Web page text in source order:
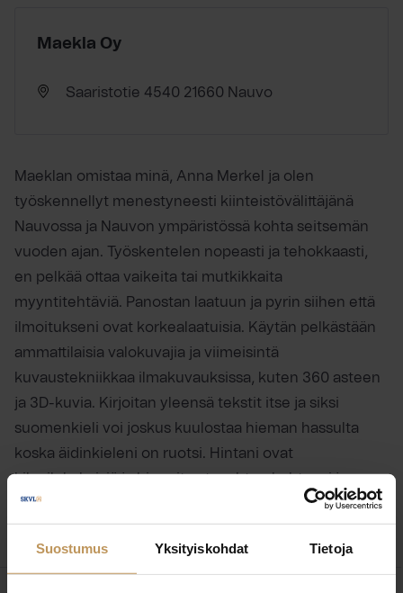
Suostumus Yksityiskohdat Tietoja
Maekla Oy
Saaristotie 4540 21660 Nauvo
Maeklan omistaa minä, Anna Merkel ja olen
työskennellyt menestyneesti kiinteistövälittäjänä
Nauvossa ja Nauvon ympäristössä kohta seitsemän
vuoden ajan. Työskentelen nopeasti ja tehokkaasti,
en pelkää ottaa vaikeita tai mutkikkaita
myyntitehtäviä. Panostan laatuun ja pyrin siihen että
ilmoitukseni ovat korkealaatuisia. Käytän pelkästään
ammattilaisia valokuvajia ja viimeisintä
kuvaustekniikkaa ilmakuvauksissa, kuten 360 asteen
ja 3D-kuvia. Kirjoitan yleensä tekstit itse ja siksi
suomenkieli voi joskus kuulostaa hieman hassulta
koska äidinkieleni on ruotsi. Hintani ovat
kilpailukykyisiä ja hinnoitus tapahtuu kohteesi ja
tarpeesi mukaan.